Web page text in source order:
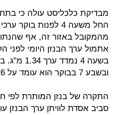
מבדיקת כלכליסט עולה כי
החל משעה 4 לפנות
מהמקובל באזור זה, אף
ובשבע 7 בבוקר הוא עומד על 1.26 מ"ג.
סביב אסדת לוויתן ערך הבנזן עומד על